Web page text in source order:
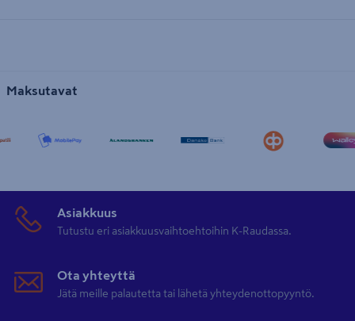
Maksutavat
Asiakkuus
Tutustu eri asiakkuusvaihtoehtoihin K-Raudassa.
Ota yhteyttä
Jätä meille palautetta tai lähetä yhteydenottopyyntö.